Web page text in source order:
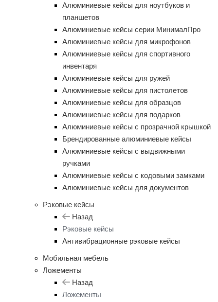
Алюминиевые кейсы для ноутбуков и
планшетов
Алюминиевые кейсы серии МинималПро
Алюминиевые кейсы для микрофонов
Алюминиевые кейсы для спортивного
инвентаря
Алюминиевые кейсы для ружей
Алюминиевые кейсы для пистолетов
Алюминиевые кейсы для образцов
Алюминиевые кейсы для подарков
Алюминиевые кейсы с прозрачной крышкой
Брендированные алюминиевые кейсы
Алюминиевые кейсы с выдвижными
ручками
Алюминиевые кейсы с кодовыми замками
Алюминиевые кейсы для документов
Рэковые кейсы
Назад
Рэковые кейсы
Антивибрационные рэковые кейсы
Мобильная мебель
Ложементы
Назад
Ложементы